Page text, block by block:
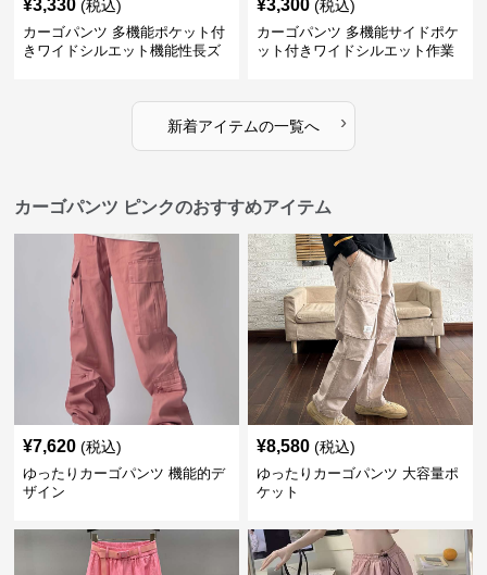
¥3,330 (税込)
カーゴパンツ 多機能ポケット付
きワイドシルエット機能性長ズ
¥3,300 (税込)
カーゴパンツ 多機能サイドポケ
ット付きワイドシルエット作業
新着アイテムの一覧へ ›
カーゴパンツ ピンクのおすすめアイテム
¥7,620 (税込)
ゆったりカーゴパンツ 機能的デ
ザイン
¥8,580 (税込)
ゆったりカーゴパンツ 大容量ポ
ケット